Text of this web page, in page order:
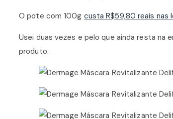
O pote com 100g custa R$59,80 reais nas
Usei duas vezes e pelo que ainda resta na
produto.